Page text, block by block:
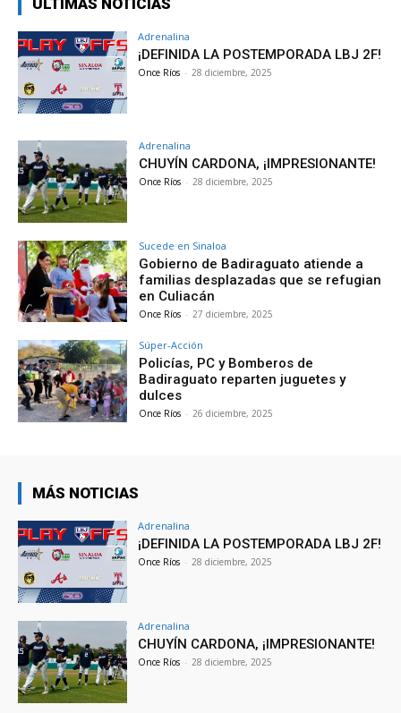
ÚLTIMAS NOTICIAS
Adrenalina
¡DEFINIDA LA POSTEMPORADA LBJ 2F!
Once Ríos - 28 diciembre, 2025
Adrenalina
CHUYÍN CARDONA, ¡IMPRESIONANTE!
Once Ríos - 28 diciembre, 2025
Sucede en Sinaloa
Gobierno de Badiraguato atiende a
familias desplazadas que se refugian
en Culiacán
Once Ríos - 27 diciembre, 2025
Súper-Acción
Policías, PC y Bomberos de
Badiraguato reparten juguetes y
dulces
Once Ríos - 26 diciembre, 2025
MÁS NOTICIAS
Adrenalina
¡DEFINIDA LA POSTEMPORADA LBJ 2F!
Once Ríos - 28 diciembre, 2025
Adrenalina
CHUYÍN CARDONA, ¡IMPRESIONANTE!
Once Ríos - 28 diciembre, 2025